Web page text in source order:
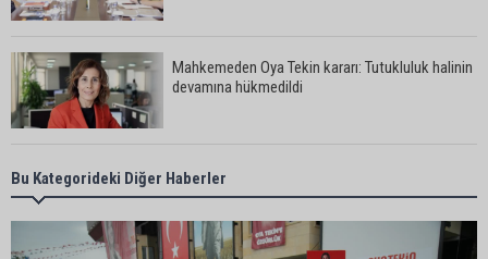
Mahkemeden Oya Tekin kararı: Tutukluluk halinin
devamına hükmedildi
Adana’da taziye evinde silahlı kavga kamerada:
Çok sayıda polis ekibi olay yerine sevk edildi
Bu Kategorideki Diğer Haberler